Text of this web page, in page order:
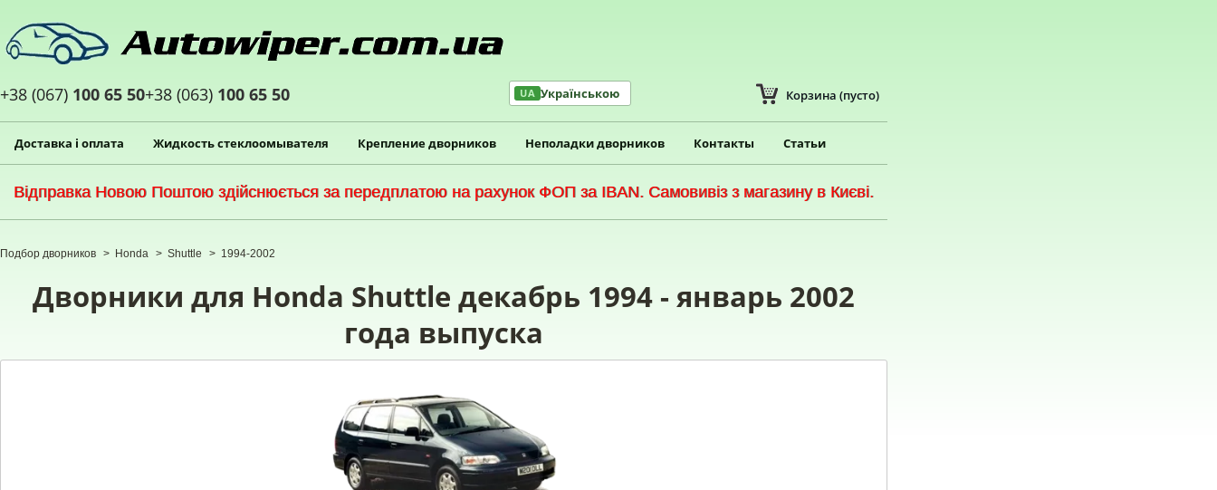
+38 (067) 100 65 50+38 (063) 100 65 50 Корзина (пусто)
UA Українською
Доставка і оплата Жидкость стеклоомывателя Крепление дворников Неполадки дворников Контакты Статьи
Відправка Новою Поштою здійснюється за передплатою на рахунок ФОП за IBAN. Самовивіз з магазину в Києві.
Подбор дворников > Honda > Shuttle > 1994-2002
Дворники для Honda Shuttle декабрь 1994 - январь 2002
года выпуска